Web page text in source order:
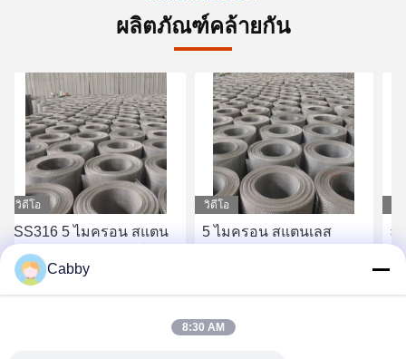
ผลิตภัณฑ์คล้ายกัน
วิดีโอ
SS316 5 ไมครอน สแตน
เลส Mesh สําหรับเครื่อง
ปรับอากาศป้องกัน
หา ราคา ที่ ดี ที่สุด
วิดีโอ
5 ไมครอน สแตนเลส
หา ราคา ที่ ดี ที่สุด
ล
บั
Cabby
8:30 AM